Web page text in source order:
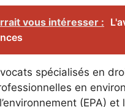
vous intéresser :
spécialisés en
en
(EPA)